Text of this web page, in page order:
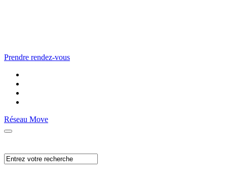
Prendre rendez-vous
Réseau Move